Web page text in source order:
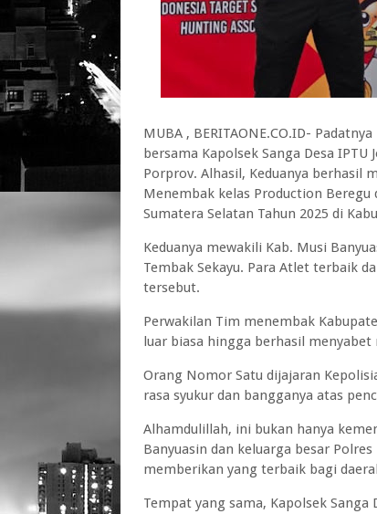
MUBA , BERITAONE.CO.ID-
bersama Kapolsek Sanga Desa
Porprov. Alhasil, Keduanya berhasil
Menembak kelas Production Beregu
Sumatera Selatan Tahun 2025 di
Keduanya mewakili Kab. Musi
Tembak Sekayu. Para Atlet terbaik
tersebut.
Perwakilan Tim menembak
luar biasa hingga berhasil
Orang Nomor Satu dijajaran
rasa syukur dan bangganya atas
Alhamdulillah, ini bukan hanya
Banyuasin dan keluarga besar
memberikan yang terbaik bagi
Tempat yang sama, Kapolsek